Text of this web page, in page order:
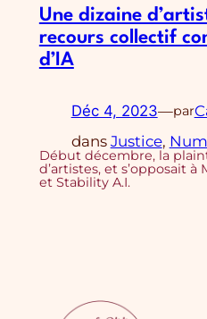
Une dizaine
recours collectif
d’IA
Déc 4, 2023—par
dans Justice,
Début décembre, la
d’artistes, et s’opposait
et Stability A.I.